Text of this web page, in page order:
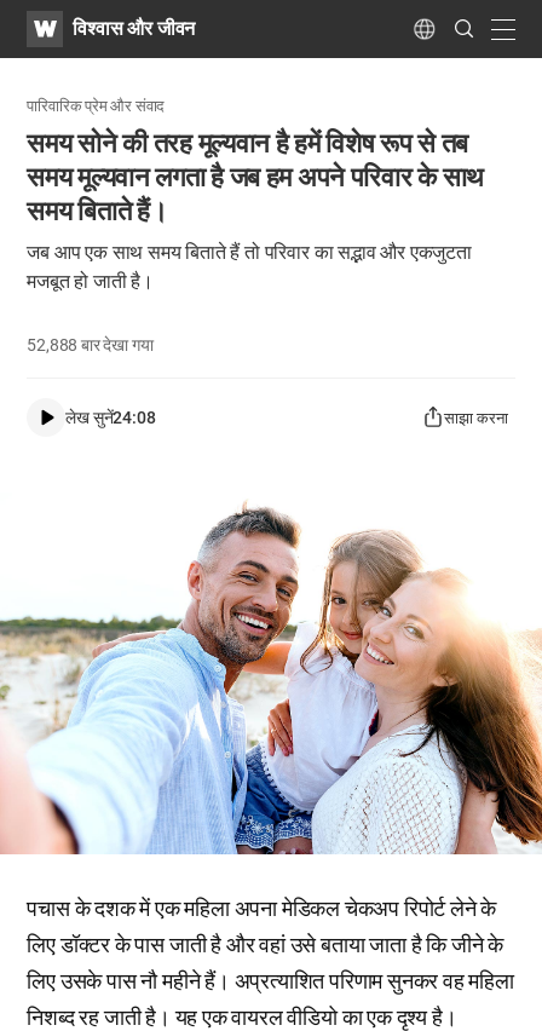
WATVविश्वास और जीवन Language
Search
Submit
पारिवारिक प्रेम और संवाद
समय सोने की तरह मूल्यवान है हमें विशेष रूप से तब
समय मूल्यवान लगता है जब हम अपने परिवार के साथ
समय बिताते हैं।
जब आप एक साथ समय बिताते हैं तो परिवार का सद्भाव और एकजुटता
मजबूत हो जाती है।
52,888बार देखा गया
लेख सुनें24:08 साझा करना
पचास के दशक में एक महिला अपना मेडिकल चेकअप रिपोर्ट लेने के
लिए डॉक्टर के पास जाती है और वहां उसे बताया जाता है कि जीने के
लिए उसके पास नौ महीने हैं। अप्रत्याशित परिणाम सुनकर वह महिला
निशब्द रह जाती है। यह एक वायरल वीडियो का एक दृश्य है।